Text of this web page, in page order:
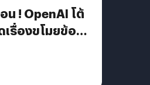
! OpenAI โต้
เรื่องขโมยข้อมูล